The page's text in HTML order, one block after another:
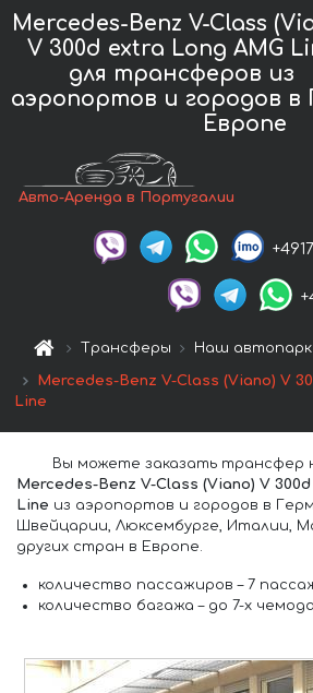
Mercedes-Benz V-Class
V 300d extra Long AMG
для трансферов из
аэропортов и городов в
Европе
Авто-Аренда в Португалии
Трансферы Наш автопарк
Mercedes-Benz V-Class (Viano) V
Line
Вы можете заказать трансфер
Mercedes-Benz V-Class (Viano) V
Line из аэропортов и городов в
Швейцарии, Люксембурге, Италии,
других стран в Европе.
количество пассажиров – 7
количество багажа – до 7-х